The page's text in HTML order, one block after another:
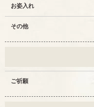
お姿入れ
その他
ご祈願